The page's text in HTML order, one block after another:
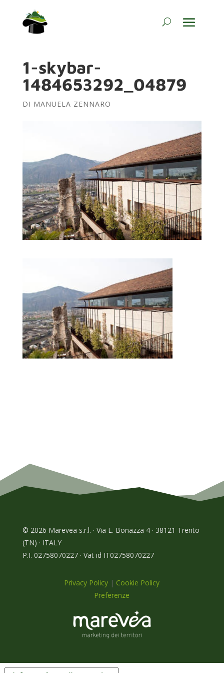
1-skybar-
1484653292_04879
DI MANUELA ZENNARO
© 2026 Marevea s.r.l. · Via L. Bonazza 4 · 38121 Trento
(TN) · ITALY
P.I. 02758070227 · Vat id IT02758070227
Privacy Policy | Cookie Policy
Preferenze